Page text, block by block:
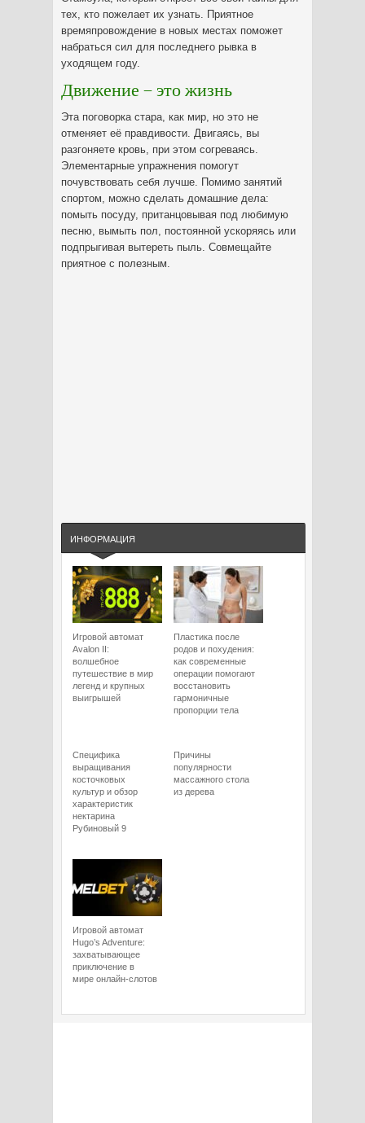
тех, кто пожелает их узнать. Приятное
времяпровождение в новых местах поможет
набраться сил для последнего рывка в
уходящем году.
Движение – это жизнь
Эта поговорка стара, как мир, но это не
отменяет её правдивости. Двигаясь, вы
разгоняете кровь, при этом согреваясь.
Элементарные упражнения помогут
почувствовать себя лучше. Помимо занятий
спортом, можно сделать домашние дела:
помыть посуду, пританцовывая под любимую
песню, вымыть пол, постоянной ускоряясь или
подпрыгивая вытереть пыль. Совмещайте
приятное с полезным.
ИНФОРМАЦИЯ
Игровой автомат
Avalon II:
волшебное
путешествие в мир
легенд и крупных
выигрышей
Пластика после
родов и похудения:
как современные
операции помогают
восстановить
гармоничные
пропорции тела
Специфика
выращивания
косточковых
культур и обзор
характеристик
нектарина
Рубиновый 9
Причины
популярности
массажного стола
из дерева
Игровой автомат
Hugo’s Adventure:
захватывающее
приключение в
мире онлайн-слотов